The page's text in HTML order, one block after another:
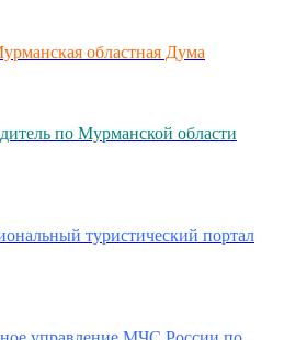
областная Дума
по Мурманской области
туристический портал